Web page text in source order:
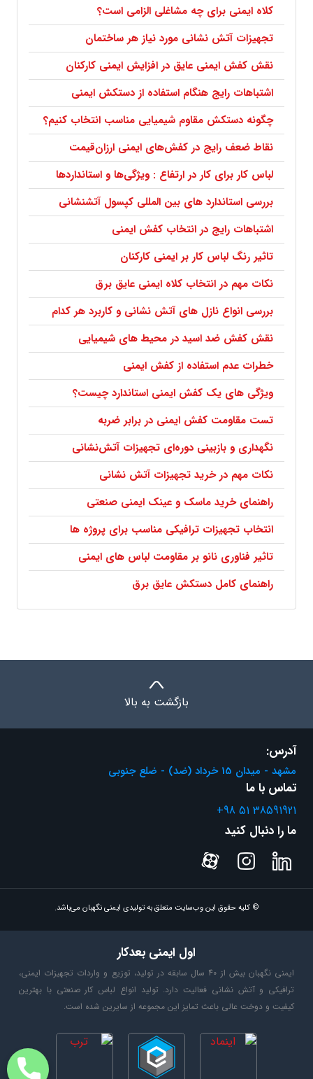
کلاه ایمنی برای چه مشاغلی الزامی است؟
تجهیزات آتش نشانی مورد نیاز هر ساختمان
نقش کفش ایمنی عایق در افزایش ایمنی کارکنان
اشتباهات رایج هنگام استفاده از دستکش ایمنی
چگونه دستکش مقاوم شیمیایی مناسب انتخاب کنیم؟
نقاط ضعف رایج در کفش‌های ایمنی ارزان‌قیمت
لباس کار برای کار در ارتفاع : ویژگی‌ها و استانداردها
بررسی استاندارد های بین المللی کپسول آتشنشانی
اشتباهات رایج در انتخاب کفش ایمنی
تاثیر رنگ لباس کار بر ایمنی کارکنان
نکات مهم در انتخاب کلاه ایمنی عایق برق
بررسی انواع نازل های آتش نشانی و کاربرد هر کدام
نقش کفش ضد اسید در محیط های شیمیایی
خطرات عدم استفاده از کفش ایمنی
ویژگی های یک کفش ایمنی استاندارد چیست؟
تست مقاومت کفش ایمنی در برابر ضربه
نگهداری و بازبینی دوره‌ای تجهیزات آتش‌نشانی
نکات مهم در خرید تجهیزات آتش نشانی
راهنمای خرید ماسک و عینک ایمنی صنعتی
انتخاب تجهیزات ترافیکی مناسب برای پروژه ها
تاثیر فناوری نانو بر مقاومت لباس های ایمنی
راهنمای کامل دستکش عایق برق
بازگشت به بالا
آدرس:
مشهد - میدان 15 خرداد (ضد) - ضلع جنوبی
تماس با ما
+98 51 38591921
ما را دنبال کنید
© کلیه حقوق این وب‌سایت متعلق به تولیدی ایمنی نگهبان می‌باشد.
اول ایمنی بعدکار
ایمنی نگهبان بیش از 40 سال سابقه در تولید، توزیع و واردات تجهیزات ایمنی،
ترافیکی و آتش نشانی فعالیت دارد. تولید انواع لباس کار صنعتی با بهترین
کیفیت و دوخت عالی باعث تمایز این مجموعه از سایرین شده است.